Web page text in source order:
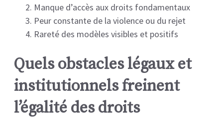
Manque d’accès aux droits fondamentaux
Peur constante de la violence ou du rejet
Rareté des modèles visibles et positifs
Quels obstacles légaux et
institutionnels freinent
l’égalité des droits